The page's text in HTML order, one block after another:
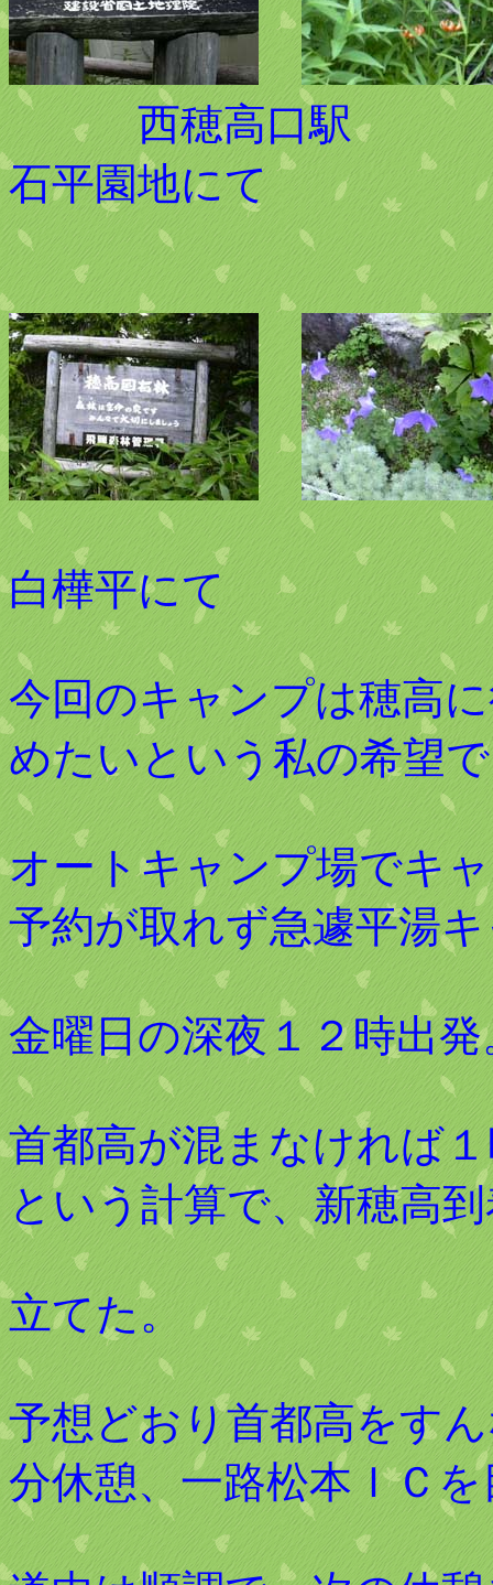
西穂
石平園地にて
白樺平にて
今回のキャンプは穂高
めたいという私の希望
オートキャンプ場でキ
予約が取れず急遽平湯
金曜日の深夜１２時出発
首都高が混まなければ
という計算で、新穂高
立てた。
予想どおり首都高をす
分休憩、一路松本ＩＣ